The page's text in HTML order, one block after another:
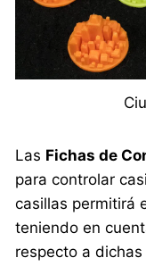
Las Fichas de
para controlar
casillas permitirá
teniendo en
respecto a